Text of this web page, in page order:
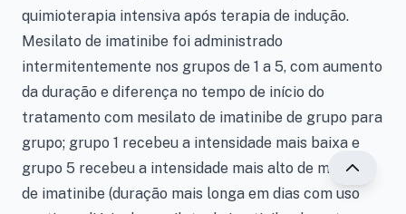
quimioterapia intensiva após terapia de indução.
Mesilato de imatinibe foi administrado
intermitentemente nos grupos de 1 a 5, com aumento
da duração e diferença no tempo de início do
tratamento com mesilato de imatinibe de grupo para
grupo; grupo 1 recebeu a intensidade mais baixa e
grupo 5 recebeu a intensidade mais alto de mesilato
de imatinibe (duração mais longa em dias com uso